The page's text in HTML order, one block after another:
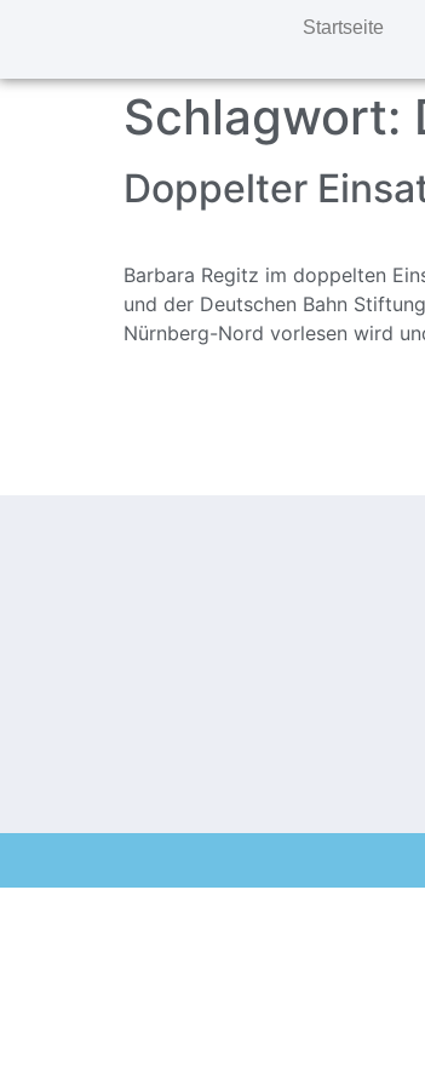
Startseite
Schlagwort:
Doppelter
Barbara Regitz im doppelten
und der Deutschen Bahn
Nürnberg-Nord vorlesen wird